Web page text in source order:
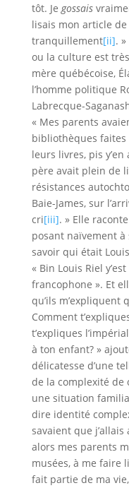
tôt. Je gossais
lisais mon article
tranquillement[ii].
ou la culture est
mère québécoise,
l’homme politique
Labrecque-
« Mes parents
bibliothèques
leurs livres, pis
père avait plein de
résistances
Baie-James, sur
cri[iii]. » Elle
posant naïvement
savoir qui était
« Bin Louis Riel
francophone ». Et
qu’ils m’expliquent
Comment
t’expliques
à ton enfant? »
délicatesse d’une
de la complexité de
une situation
dire identité
savaient que
alors mes parents
musées, à me faire
fait partie de ma